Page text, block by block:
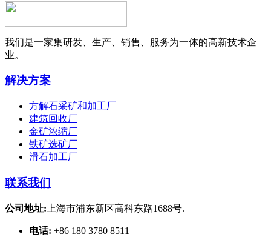
我们是一家集研发、生产、销售、服务为一体的高新技术企
业。
解决方案
方解石采矿和加工厂
建筑回收厂
金矿浓缩厂
铁矿选矿厂
滑石加工厂
联系我们
公司地址: 上海市浦东新区高科东路1688号.
电话: +86 180 3780 8511